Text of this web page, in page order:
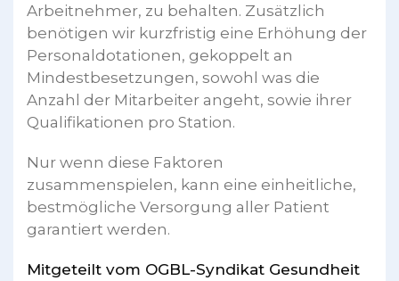
Arbeitnehmer, zu behalten. Zusätzlich
benötigen wir kurzfristig eine Erhöhung der
Personaldotationen, gekoppelt an
Mindestbesetzungen, sowohl was die
Anzahl der Mitarbeiter angeht, sowie ihrer
Qualifikationen pro Station.
Nur wenn diese Faktoren
zusammenspielen, kann eine einheitliche,
bestmögliche Versorgung aller Patient
garantiert werden.
Mitgeteilt vom OGBL-Syndikat Gesundheit